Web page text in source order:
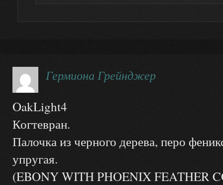
Гермиона Грейнджер
OakLight4
Когтевран.
Палочка из черного дерева, перо
упругая.
(EBONY WITH PHOENIX FEATHER